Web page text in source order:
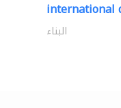
international
البناء